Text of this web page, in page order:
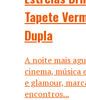
Tapete
Dupla
A noite mais
cinema, música
e glamour,
encontros...